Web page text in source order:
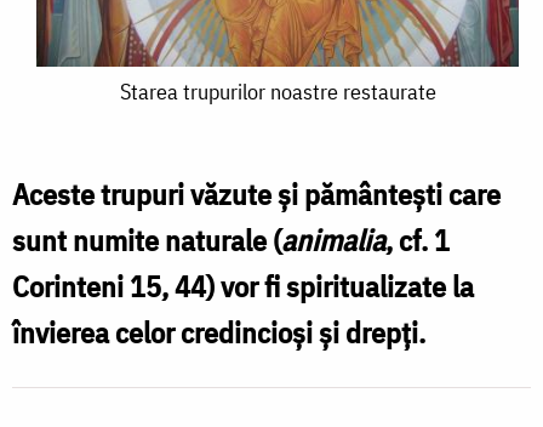
restaurate
Starea trupurilor noastre restaurate
Aceste trupuri văzute şi pământeşti care
sunt numite naturale (animalia, cf. 1
Corinteni 15, 44) vor fi spiritualizate la
învierea celor credincioşi şi drepţi.